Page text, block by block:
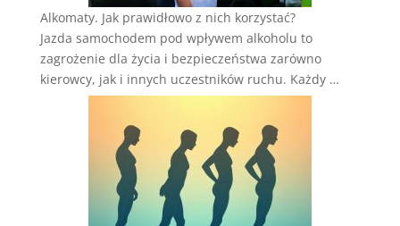
Alkomaty. Jak prawidłowo z nich korzystać?
Jazda samochodem pod wpływem alkoholu to
zagrożenie dla życia i bezpieczeństwa zarówno
kierowcy, jak i innych uczestników ruchu. Każdy …